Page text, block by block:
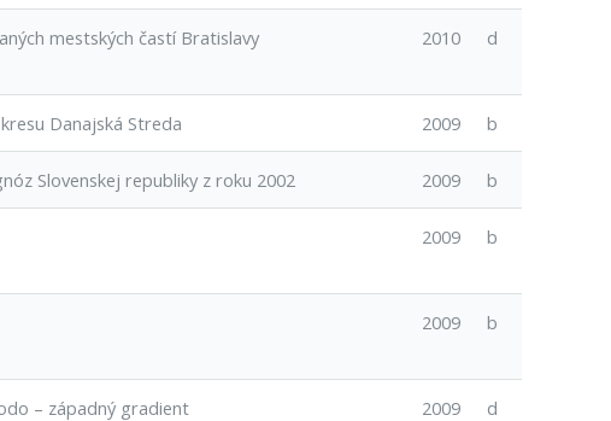
mestských častí Bratislavy 2010 d
Danajská Streda 2009 b
Slovenskej republiky z roku 2002 2009 b
2009 b
2009 b
– západný gradient 2009 d